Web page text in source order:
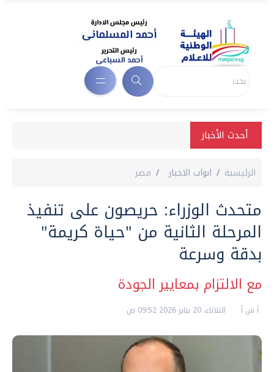
أحدث الأخبار
الرئيسية ابواب الاخبار مصر
متحدث الوزراء: حريصون على تنفيذ
المرحلة الثانية من "حياة كريمة"
بدقة وسرعة
مع الالتزام بمعايير الجودة
أ ش أ الثلاثاء، 20 يناير 2026 09:52 ص